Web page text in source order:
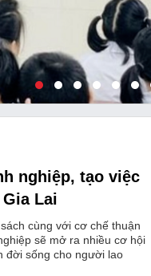
nghiệp, tạo việc
Lai
cùng với cơ chế thuận
sẽ mở ra nhiều cơ hội
đời sống cho người lao